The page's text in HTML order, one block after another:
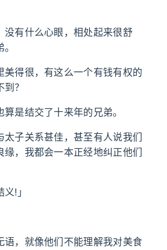
没有什么心眼，相处起来很舒
美得很，有这么一个有钱有权的
？
是结交了十来年的兄弟。
太子关系甚佳，甚至有人说我们
缘，我都会一本正经地纠正他们
!」
语，就像他们不能理解我对美食